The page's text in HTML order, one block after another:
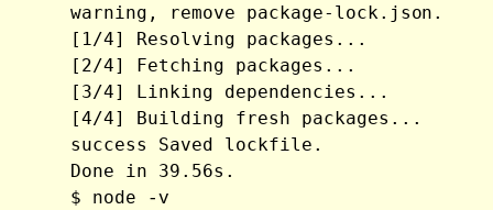
warning, remove package-lock.json.
[1/4] Resolving packages...
[2/4] Fetching packages...
[3/4] Linking dependencies...
[4/4] Building fresh packages...
success Saved lockfile.
Done in 39.56s.
$ node -v